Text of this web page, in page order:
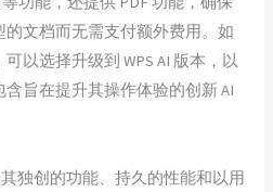
文档而无需支付额外费用。如
以选择升级到 WPS AI 版本，以
旨在提升其操作体验的创新 AI
独创的功能、持久的性能和以用